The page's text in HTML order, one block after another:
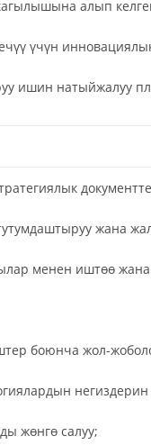
алып келген
инновациялык
натыйжалуу
жана
менен иштөө жана
боюнча жол-
негиздерин
жөнгө салуу;